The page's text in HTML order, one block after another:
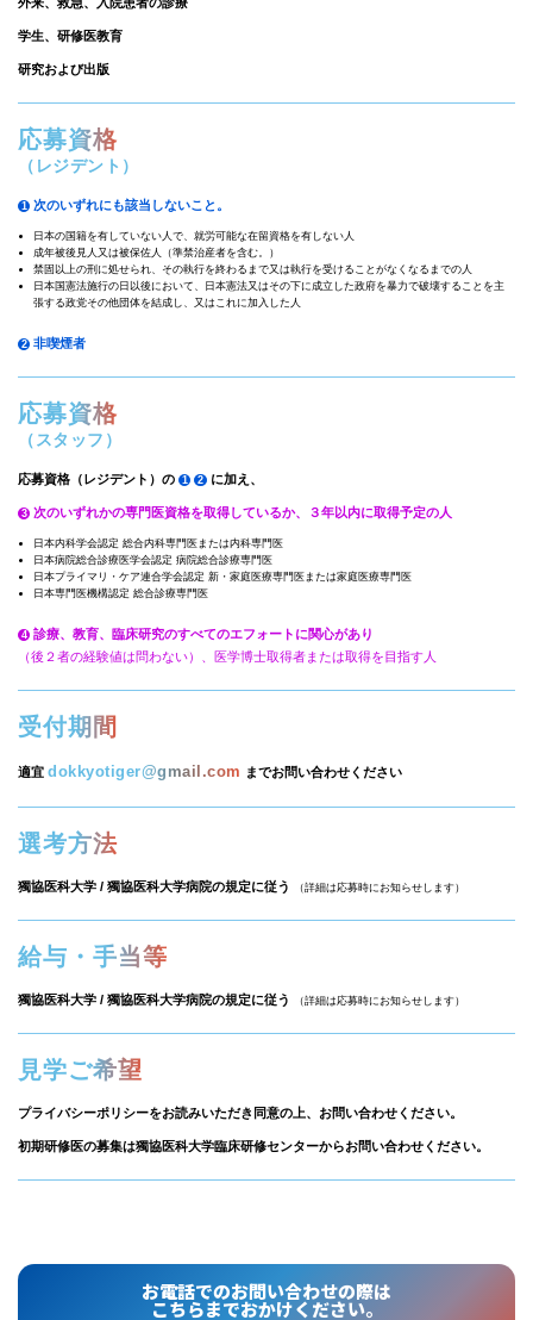
学生、研修医教育
研究および出版
応募資格
（レジデント）
1 次のいずれにも該当しないこと。
日本の国籍を有していない人で、就労可能な在留資格を有しない人
成年被後見人又は被保佐人（準禁治産者を含む。）
禁固以上の刑に処せられ、その執行を終わるまで又は執行を受けることがなくなるまでの人
日本国憲法施行の日以後において、日本憲法又はその下に成立した政府を暴力で破壊することを主
張する政党その他団体を結成し、又はこれに加入した人
2 非喫煙者
応募資格
（スタッフ）
応募資格（レジデント）の 1 2 に加え、
3 次のいずれかの専門医資格を取得しているか、３年以内に取得予定の人
日本内科学会認定 総合内科専門医または内科専門医
日本病院総合診療医学会認定 病院総合診療専門医
日本プライマリ・ケア連合学会認定 新・家庭医療専門医または家庭医療専門医
日本専門医機構認定 総合診療専門医
4 診療、教育、臨床研究のすべてのエフォートに関心があり
（後２者の経験値は問わない）、医学博士取得者または取得を目指す人
受付期間
適宜 dokkyotiger@gmail.com までお問い合わせください
選考方法
獨協医科大学 / 獨協医科大学病院の規定に従う （詳細は応募時にお知らせします）
給与・手当等
獨協医科大学 / 獨協医科大学病院の規定に従う （詳細は応募時にお知らせします）
見学ご希望
プライバシーポリシーをお読みいただき同意の上、お問い合わせください。
初期研修医の募集は獨協医科大学臨床研修センターからお問い合わせください。
お電話でのお問い合わせの際は
こちらまでおかけください。